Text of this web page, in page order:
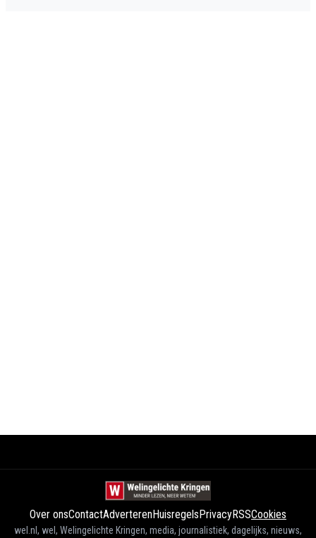
Over onsContactAdverterenHuisregelsPrivacyRSSCookies
wel.nl, wel, Welingelichte Kringen, media, journalistiek, dagelijks, nieuws,